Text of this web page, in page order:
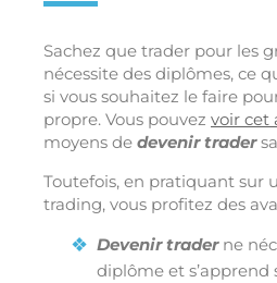
Sachez que trader pour les
nécessite des diplômes, ce
si vous souhaitez le faire
propre. Vous pouvez voir cet
moyens de devenir trader
Toutefois, en pratiquant sur
trading, vous profitez des
Devenir traderne
diplôme et